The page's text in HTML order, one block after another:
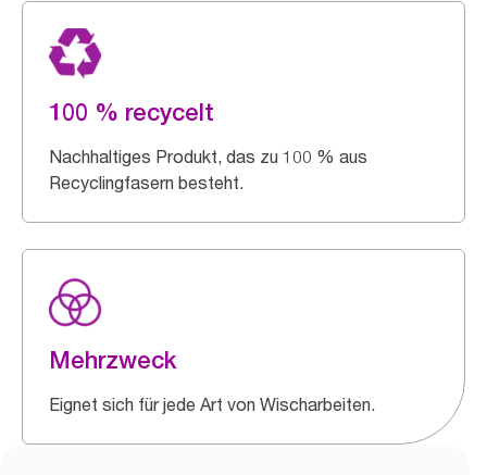
100 % recycelt
Nachhaltiges Produkt, das zu 100 % aus
Recyclingfasern besteht.
Mehrzweck
Eignet sich für jede Art von Wischarbeiten.